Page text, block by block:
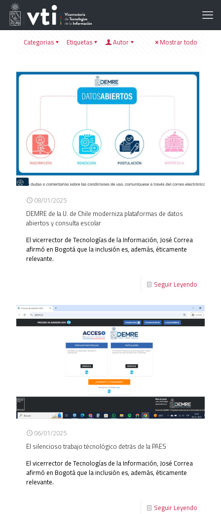
Categorias Etiquetas Autor Mostrar todo
08/01/2025
DEMRE de la U. de Chile moderniza plataformas de datos
abiertos y consulta escolar
El vicerrector de Tecnologías de la Información, José Correa
afirmó en Bogotá que la inclusión es, además, éticamente
relevante.
Seguir Leyendo
06/01/2025
El silencioso trabajo técnológico detrás de la PAES
El vicerrector de Tecnologías de la Información, José Correa
afirmó en Bogotá que la inclusión es, además, éticamente
relevante.
Seguir Leyendo